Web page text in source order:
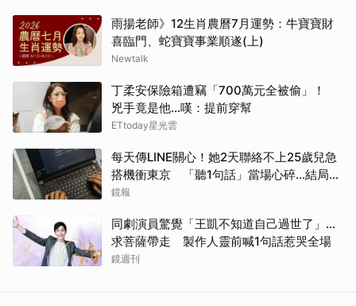
雨揚老師》12生肖農曆7月運勢：牛寶寶財
喜臨門、蛇寶寶事業順遂(上)
Newtalk
丁柔安保險箱遭竊「700萬元全被偷」！
兇手竟是他...嘆：提前穿幫
ETtoday星光雲
每天傳LINE關心！她2天聯絡不上25歲兒急
搭機衝東京 「聽1句話」當場心碎...結局看
哭網
鏡報
同劇演員驚覺「王凱不知道自己過世了」...
求菩薩帶走 製作人靈前喊1句話惹哭全場
鏡週刊